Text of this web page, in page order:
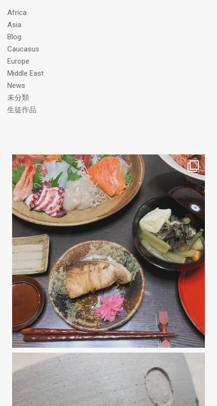
ス
Africa
Asia
Blog
Caucasus
Europe
Middle East
News
未分類
生徒作品